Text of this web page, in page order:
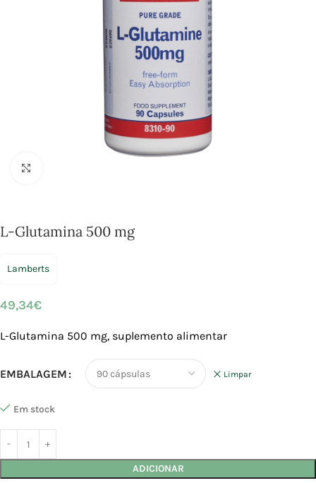
L-Glutamina 500 mg
Lamberts
49,34€
L-Glutamina 500 mg, suplemento alimentar
EMBALAGEM Limpar
Em stock
ADICIONAR